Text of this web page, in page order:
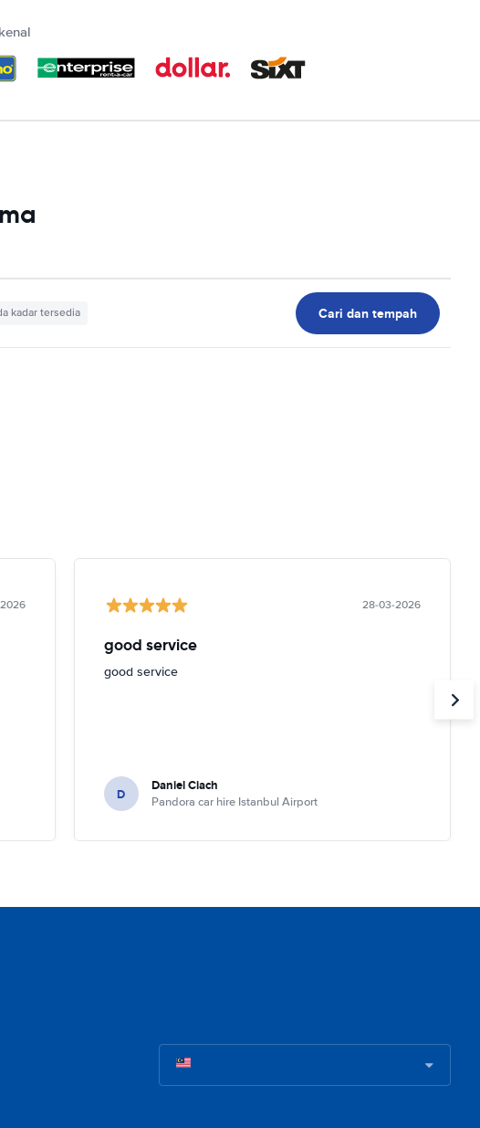
kadar tersedia Cari dan tempah
28-03-2026
good service
good service
D Daniel Ciach
Pandora car hire Istanbul Airport